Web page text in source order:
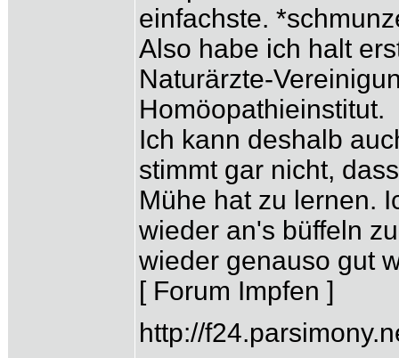
einfachste.
Also habe ich halt
Naturärzte-
Homöopathieinstitut.
Ich kann deshalb
stimmt gar nicht,
Mühe hat zu lernen.
wieder an's büffeln
wieder genauso gut
[ Forum Impfen ]
http://